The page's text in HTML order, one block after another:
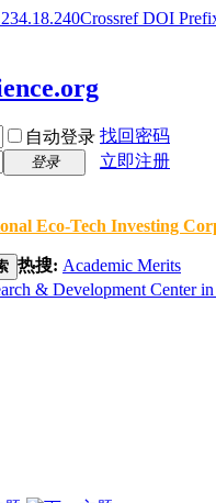
Crossref DOI
自动登录 找回密码
登录
立即注册
Eco-Tech Investing
热搜: Academic Merits
& Development Center